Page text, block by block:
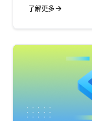
了解更多